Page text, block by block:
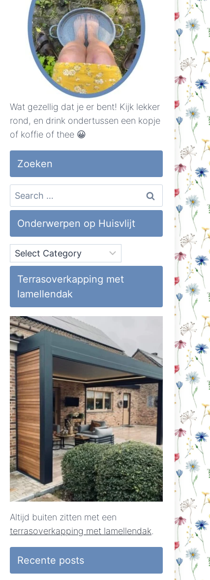
Wat gezellig dat je er bent! Kijk lekker
rond, en drink ondertussen een kopje
of koffie of thee 😀
Zoeken
Search
for:
Onderwerpen op Huisvlijt
Onderwerpen
op
Huisvlijt
Terrasoverkapping met
lamellendak
Altijd buiten zitten met een
terrasoverkapping met lamellendak.
Recente posts